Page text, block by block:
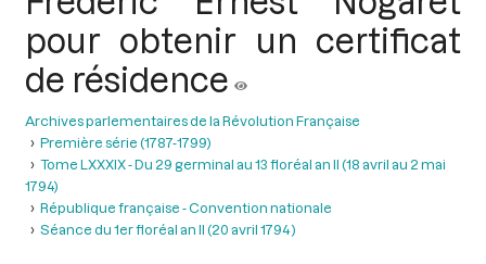
pour obtenir un certificat
de résidence
Archives parlementaires de la Révolution Française
Première série (1787-1799)
Tome LXXXIX - Du 29 germinal au 13 floréal an II (18 avril au 2 mai
1794)
République française - Convention nationale
Séance du 1er floréal an II (20 avril 1794 )